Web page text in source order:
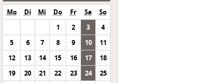
Mo Di Mi Do Fr Sa
So
1
2 3
4
5
6 7 8 9 10
11
12
13 14 15 16 17
18
19
20 21 22 23 24
25